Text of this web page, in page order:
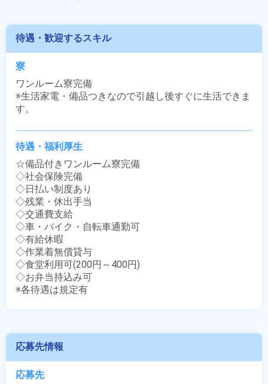
待遇・歓迎するスキル
寮
ワンルーム寮完備
※生活家電・備品つきなので引越し後すぐに生活できま
す。
待遇・福利厚生
☆備品付きワンルーム寮完備
◇社会保険完備
◇日払い制度あり
◇残業・休出手当
◇交通費支給
◇車・バイク・自転車通勤可
◇有給休暇
◇作業着無償貸与
◇食堂利用可(200円～400円)
◇お弁当持込み可
※各待遇は規定有
応募先情報
応募先